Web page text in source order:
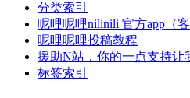
分类索引
呢哩呢哩nilinili 官方app（
呢哩呢哩投稿教程
援助N站，你的一点支持让
标签索引